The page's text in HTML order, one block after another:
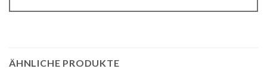
ÄHNLICHE PRODUKTE